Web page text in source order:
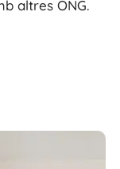
altres ONG.